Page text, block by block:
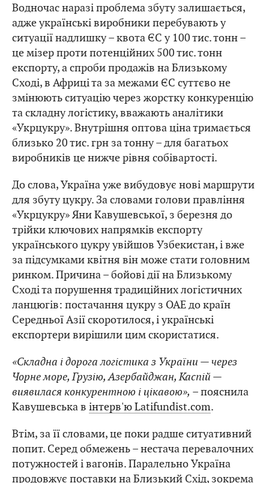
Водночас наразі проблема збуту залишається,
адже українські виробники перебувають у
ситуації надлишку – квота ЄС у 100 тис. тонн –
це мізер проти потенційних 500 тис. тонн
експорту, а спроби продажів на Близькому
Сході, в Африці та за межами ЄС суттєво не
змінюють ситуацію через жорстку конкуренцію
та складну логістику, вважають аналітики
«Укрцукру». Внутрішня оптова ціна тримається
близько 20 тис. грн за тонну – для багатьох
виробників це нижче рівня собівартості.
До слова, Україна уже вибудовує нові маршрути
для збуту цукру. За словами голови правління
«Укрцукру» Яни Кавушевської, з березня до
трійки ключових напрямків експорту
українського цукру увійшов Узбекистан, і вже
за підсумками квітня він може стати головним
ринком. Причина – бойові дії на Близькому
Сході та порушення традиційних логістичних
ланцюгів: постачання цукру з ОАЕ до країн
Середньої Азії скоротилося, і українські
експортери вирішили цим скористатися.
«Складна і дорога логістика з України — через
Чорне море, Грузію, Азербайджан, Каспій —
виявилася конкурентною і цікавою», – пояснила
Кавушевська в інтерв'ю Latifundist.com.
Втім, за її словами, це поки радше ситуативний
попит. Серед обмежень – нестача перевалочних
потужностей і вагонів. Паралельно Україна
продовжує поставки на Близький Схід, зокрема